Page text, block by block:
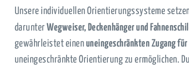
Unsere individuellen Orientierungssysteme
darunterWegweiser, Deckenhänger und
gewährleistet einen uneingeschränkten Zugang für
uneingeschränkte Orientierung zu ermöglichen.